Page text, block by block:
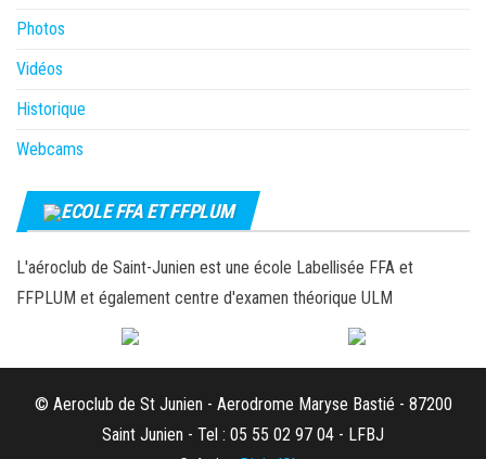
Photos
Vidéos
Historique
Webcams
ECOLE FFA ET FFPLUM
L'aéroclub de Saint-Junien est une école Labellisée FFA et
FFPLUM et également centre d'examen théorique ULM
© Aeroclub de St Junien - Aerodrome Maryse Bastié - 87200
Saint Junien - Tel : 05 55 02 97 04 - LFBJ